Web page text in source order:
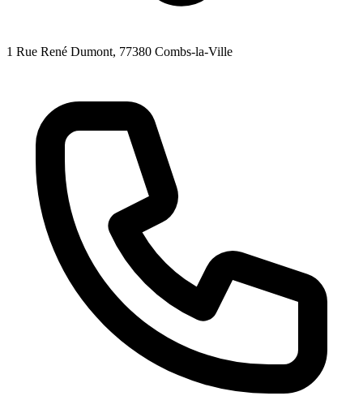
1 Rue René Dumont, 77380 Combs-la-Ville